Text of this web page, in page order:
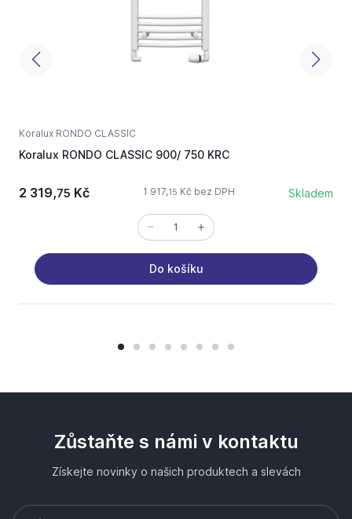
Koralux RONDO CLASSIC
Koralux RONDO CLASSIC 900/ 750 KRC
2 319,75 Kč 1 917,15 Kč bez DPH Skladem
Do košíku
Zůstaňte s námi v kontaktu
Získejte novinky o našich produktech a slevách